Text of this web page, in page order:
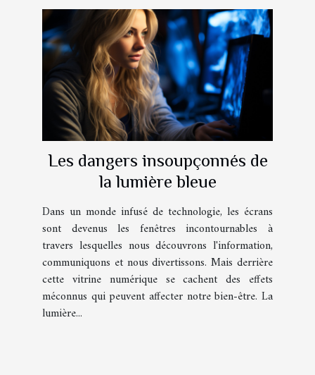
Les dangers insoupçonnés de
la lumière bleue
Dans un monde infusé de technologie, les écrans
sont devenus les fenêtres incontournables à
travers lesquelles nous découvrons l'information,
communiquons et nous divertissons. Mais derrière
cette vitrine numérique se cachent des effets
méconnus qui peuvent affecter notre bien-être. La
lumière...